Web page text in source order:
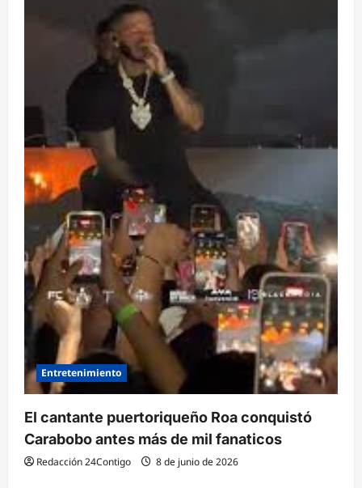
Entretenimiento
El cantante puertoriqueño Roa conquistó
Carabobo antes más de mil fanaticos
Redacción 24Contigo 8 de junio de 2026